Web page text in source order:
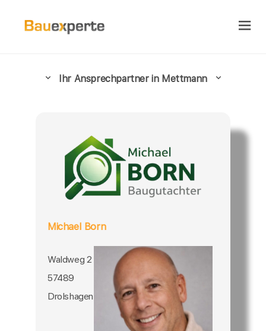
Ihr Ansprechpartner in Mettmann
Michael Born
Waldweg 2
57489
Drolshagen